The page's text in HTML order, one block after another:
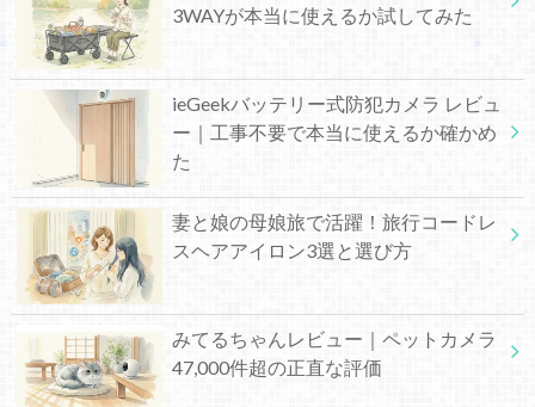
3WAYが本当に使えるか試してみた
ieGeekバッテリー式防犯カメラ レビュ
ー｜工事不要で本当に使えるか確かめ
た
妻と娘の母娘旅で活躍！旅行コードレ
スヘアアイロン3選と選び方
みてるちゃんレビュー｜ペットカメラ
47,000件超の正直な評価